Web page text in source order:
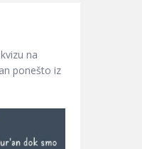
na
ponešto iz